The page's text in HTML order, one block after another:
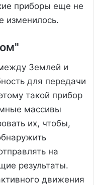
приборы еще не
изменилось.
Землей и
для передачи
такой прибор
массивы
их, чтобы,
на
результаты.
движения